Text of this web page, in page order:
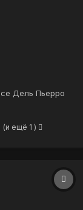
Дель Пьерро
(и ещё 1 )